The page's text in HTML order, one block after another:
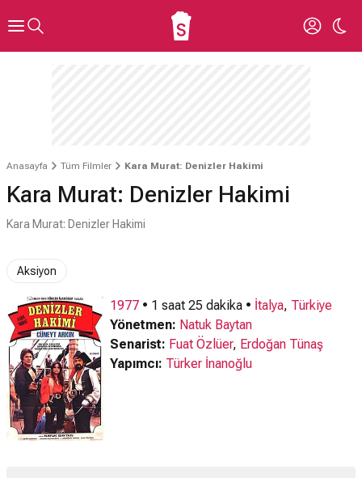
Anasayfa Tüm Filmler Kara Murat: Denizler Hakimi
Kara Murat: Denizler Hakimi
Kara Murat: Denizler Hakimi
Aksiyon
1977 • 1 saat 25 dakika • İtalya, Türkiye
Yönetmen: Natuk Baytan
Senarist: Fuat Özlüer, Erdoğan Tünaş
Yapımcı: Türker İnanoğlu